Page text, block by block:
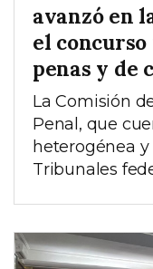
avanzó en
el
penas y de
La Comisión
Penal, que
heterogénea
Tribunales